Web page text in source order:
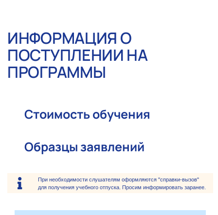
ИНФОРМАЦИЯ О
ПОСТУПЛЕНИИ НА
ПРОГРАММЫ
Стоимость обучения
Образцы заявлений
При необходимости слушателям оформляются "справки-вызов"
для получения учебного отпуска. Просим информировать заранее.